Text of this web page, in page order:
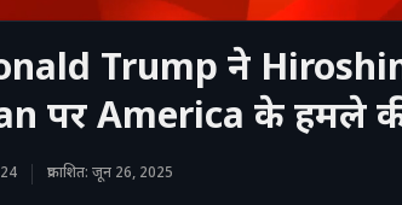
Trump ने
पर America के हमले
प्रकाशित: जून 26, 2025